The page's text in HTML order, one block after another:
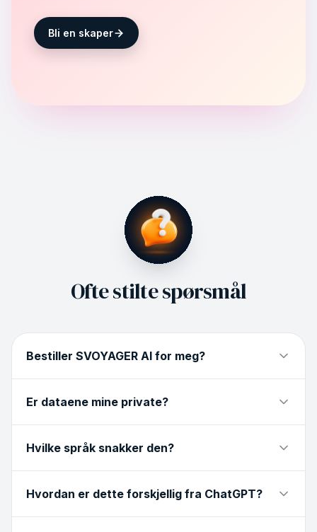
Bli en skaper
Ofte stilte spørsmål
Bestiller SVOYAGER AI for meg?
Er dataene mine private?
Hvilke språk snakker den?
Hvordan er dette forskjellig fra ChatGPT?